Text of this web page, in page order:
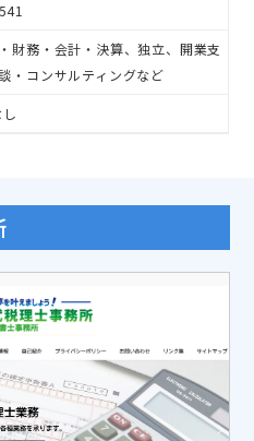
財務・会計・決算、独立、開業支
・コンサルティングなど